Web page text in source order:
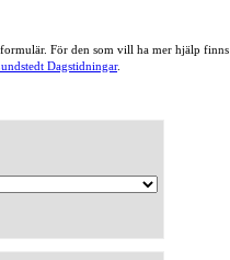
För den som vill ha mer hjälp finns
Dagstidningar.